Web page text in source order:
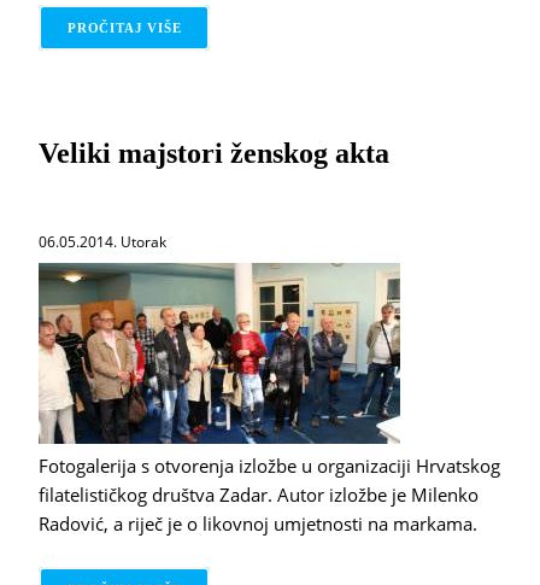
PROČITAJ VIŠE
Veliki majstori ženskog akta
06.05.2014. Utorak
Fotogalerija s otvorenja izložbe u organizaciji Hrvatskog
filatelističkog društva Zadar. Autor izložbe je Milenko
Radović, a riječ je o likovnoj umjetnosti na markama.